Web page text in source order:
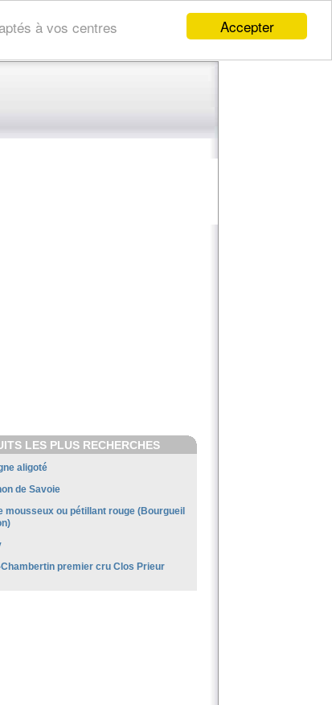
Accepter
à vos centres
LES PLUS RECHERCHES
aligoté
de Savoie
mousseux ou pétillant rouge (Bourgueil
premier cru Clos Prieur